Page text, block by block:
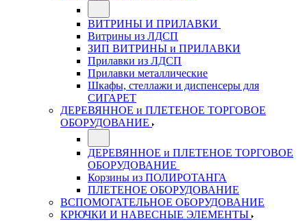
ВИТРИНЫ И ПРИЛАВКИ
Витрины из ЛДСП
ЗИП ВИТРИНЫ и ПРИЛАВКИ
Прилавки из ЛДСП
Прилавки металлические
Шкафы, стеллажи и диспенсеры для
СИГАРЕТ
ДЕРЕВЯННОЕ и ПЛЕТЕНОЕ ТОРГОВОЕ
ОБОРУДОВАНИЕ
ДЕРЕВЯННОЕ и ПЛЕТЕНОЕ ТОРГОВОЕ
ОБОРУДОВАНИЕ
Корзины из ПОЛИРОТАНГА
ПЛЕТЕНОЕ ОБОРУДОВАНИЕ
ВСПОМОГАТЕЛЬНОЕ ОБОРУДОВАНИЕ
КРЮЧКИ И НАВЕСНЫЕ ЭЛЕМЕНТЫ